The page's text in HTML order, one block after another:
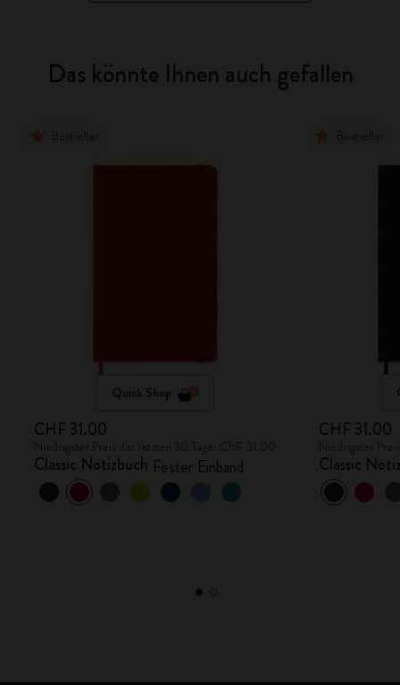
Das könnte Ihnen auch gefallen
Quick Shop
CHF 31.00
Classic Notizbuch Fester Einband
CHF 31.00
Classic